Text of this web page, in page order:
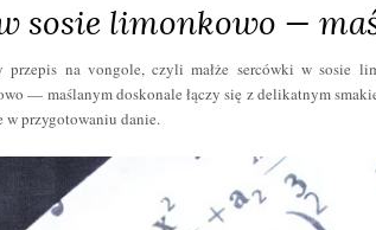
sosie limonkowo —
przepis na vongole, czyli małże sercówki w sosie
— maślanym doskonale łączy się z delikatnym
w przygotowaniu danie.